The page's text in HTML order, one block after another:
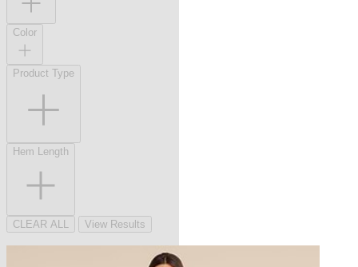
Color
Product Type
Hem Length
CLEAR ALL View Results